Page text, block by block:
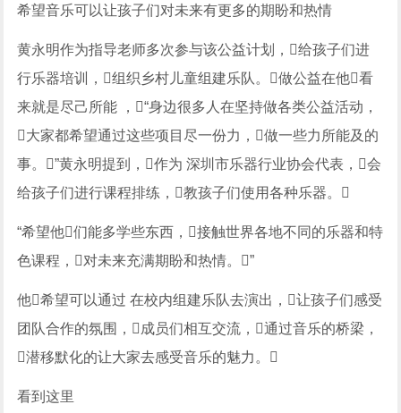
希望音乐可以让孩子们对未来有更多的期盼和热情
黄永明作为指导老师多次参与该公益计划，给孩子们进
行乐器培训，组织乡村儿童组建乐队。做公益在他看
来就是尽己所能 ，“身边很多人在坚持做各类公益活动，
大家都希望通过这些项目尽一份力，做一些力所能及的
事。”黄永明提到，作为 深圳市乐器行业协会代表，会
给孩子们进行课程排练，教孩子们使用各种乐器。
“希望他们能多学些东西，接触世界各地不同的乐器和特
色课程，对未来充满期盼和热情。”
他希望可以通过 在校内组建乐队去演出，让孩子们感受
团队合作的氛围，成员们相互交流，通过音乐的桥梁，
潜移默化的让大家去感受音乐的魅力。
看到这里